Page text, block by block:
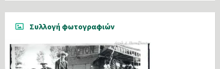
Συλλογή φωτογραφιών